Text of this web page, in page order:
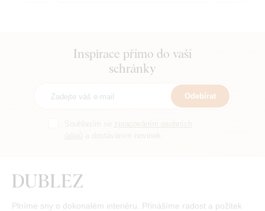
Inspirace přímo do vaší
schránky
Odebírat
Plníme sny o dokonalém interiéru. Přinášíme radost a požitek